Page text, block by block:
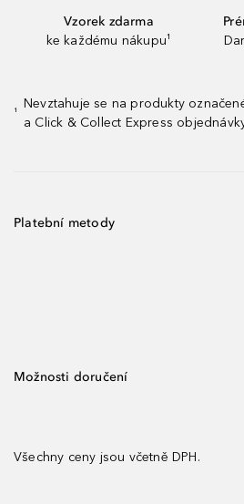
Vzorek zdarma
ke každému nákupu¹
¹
Nevztahuje se na produkty
a Click & Collect Express
Platební metody
Možnosti doručení
Všechny ceny jsou včetně DPH.